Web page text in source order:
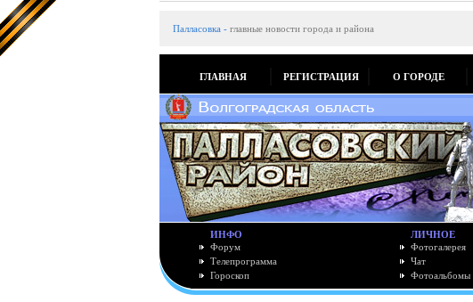
Палласовка - главные новости города и района
ГЛАВНАЯ РЕГИСТРАЦИЯ О ГОРОДЕ
ИНФО
Форум
Телепрограмма
Гороскоп
ЛИЧНОЕ
Фотогалерея
Чат
Фотоальбомы